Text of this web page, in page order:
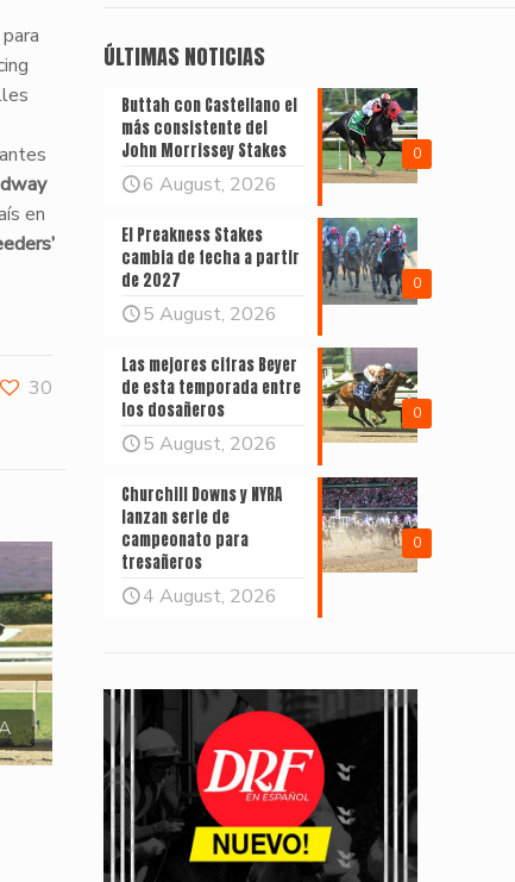
en
30
ÚLTIMAS NOTICIAS
0
Buttah con Castellano el
más consistente del
John Morrissey Stakes
6 August, 2026
0
El Preakness Stakes
cambia de fecha a partir
de 2027
5 August, 2026
0
Las mejores cifras Beyer
de esta temporada entre
los dosañeros
5 August, 2026
0
Churchill Downs y NYRA
lanzan serie de
campeonato para
tresañeros
4 August, 2026